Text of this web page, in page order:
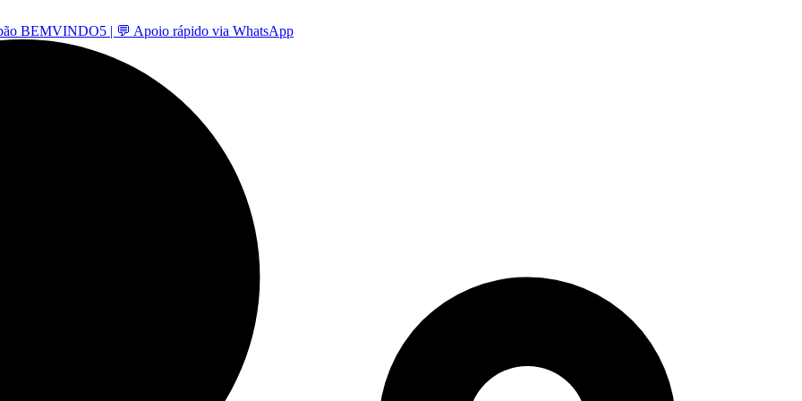
BEMVINDO5 | 💬 Apoio rápido via WhatsApp